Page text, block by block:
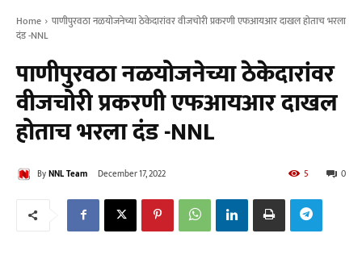
Home
पाणीपुरवठा नळयोजनेच्या ठेकेदारांवर वीजचोरी प्रकरणी एफआयआर दाखल होताच भरला
दंड -NNL
पाणीपुरवठा नळयोजनेच्या ठेकेदारांवर
वीजचोरी प्रकरणी एफआयआर दाखल
होताच भरला दंड -NNL
ByNNL Team December 17, 2022 0
5